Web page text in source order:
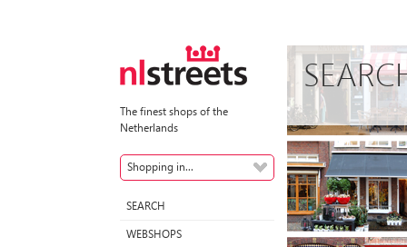
The finest shops of the
Netherlands
Shopping in...
SEARCH
WEBSHOPS